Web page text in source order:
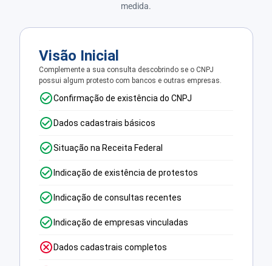
medida.
Visão Inicial
Complemente a sua consulta descobrindo se o CNPJ
possui algum protesto com bancos e outras empresas.
Confirmação de existência do CNPJ
Dados cadastrais básicos
Situação na Receita Federal
Indicação de existência de protestos
Indicação de consultas recentes
Indicação de empresas vinculadas
Dados cadastrais completos